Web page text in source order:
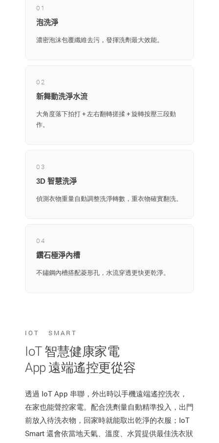
01
泡洗淨
濃密泡沫包覆纖維去污，發揮洗劑最大效能。
02
新舞動洗淨水流
大角度落下拍打 + 左右翻轉搓揉 + 旋轉按壓三段動
作。
03
3D 智慧洗淨
偵測衣物重量自動調整洗淨轉數，重衣物確實翻洗。
04
鑽石極淨內槽
不鏽鋼內槽搭配菱形孔，水流穿透更快更乾淨。
IOT SMART
IoT 智慧健康家電
App 遠端遙控更從容
透過 IoT App 串聯，外出時以手機遠端遙控洗衣，
在家也能聲控家電。配合洗劑量自動精準投入，出門
前放入待洗衣物，回家時就能取出乾淨的衣服；IoT
Smart 還會依當地天氣、溫度、水質提供最佳洗衣狀